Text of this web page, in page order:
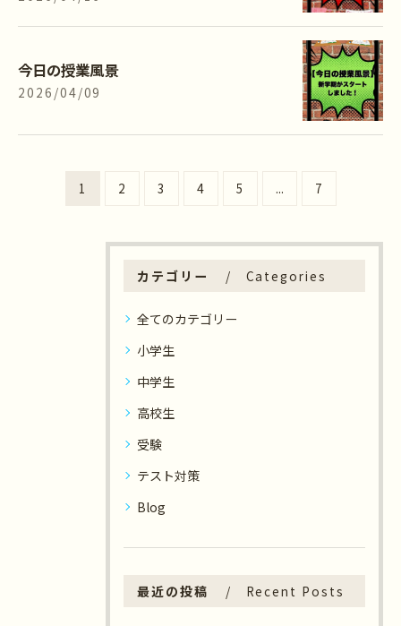
今日の授業風景
2026/04/09
1 2 3 4 5 ... 7
カテゴリー Categories
全てのカテゴリー
小学生
中学生
高校生
受験
テスト対策
Blog
最近の投稿 Recent Posts